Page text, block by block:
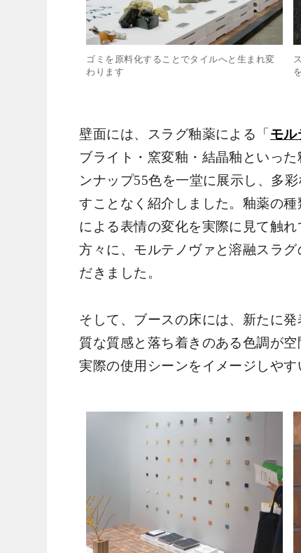
ゴミを原料化することでタイルへと生まれ変
わります
壁面には、スラグ釉薬による「 モル
ブライト・窯変釉・結晶釉といっ
ンナップ55色を一堂に展示し、多
すことなく紹介しました。釉薬の
による表情の変化を実際に見て触
方々に、モルテノヴァと溶融スラ
だきました。
そして、ブースの床には、新たに発
質な質感と落ち着きのある色調が空
実際の使用シーンをイメージしやす